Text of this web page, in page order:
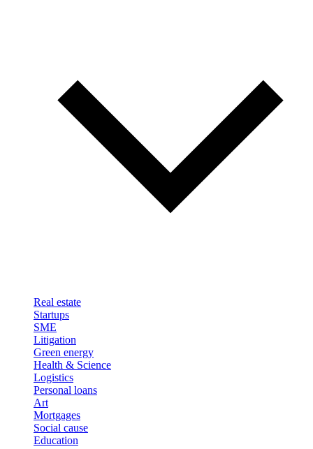
Real estate
Startups
SME
Litigation
Green energy
Health & Science
Logistics
Personal loans
Art
Mortgages
Social cause
Education